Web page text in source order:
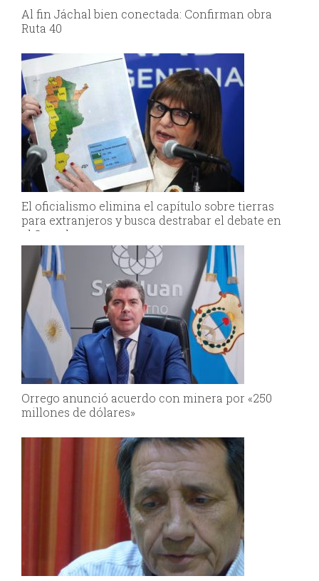
Al fin Jáchal bien conectada: Confirman obra
Ruta 40
El oficialismo elimina el capítulo sobre tierras
para extranjeros y busca destrabar el debate en
el Senado
Orrego anunció acuerdo con minera por «250
millones de dólares»